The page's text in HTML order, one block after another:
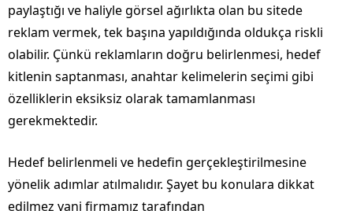
paylaştığı ve haliyle görsel ağırlıkta olan bu sitede
reklam vermek, tek başına yapıldığında oldukça riskli
olabilir. Çünkü reklamların doğru belirlenmesi, hedef
kitlenin saptanması, anahtar kelimelerin seçimi gibi
özelliklerin eksiksiz olarak tamamlanması
gerekmektedir.
Hedef belirlenmeli ve hedefin gerçekleştirilmesine
yönelik adımlar atılmalıdır. Şayet bu konulara dikkat
edilmez yani firmamız tarafından